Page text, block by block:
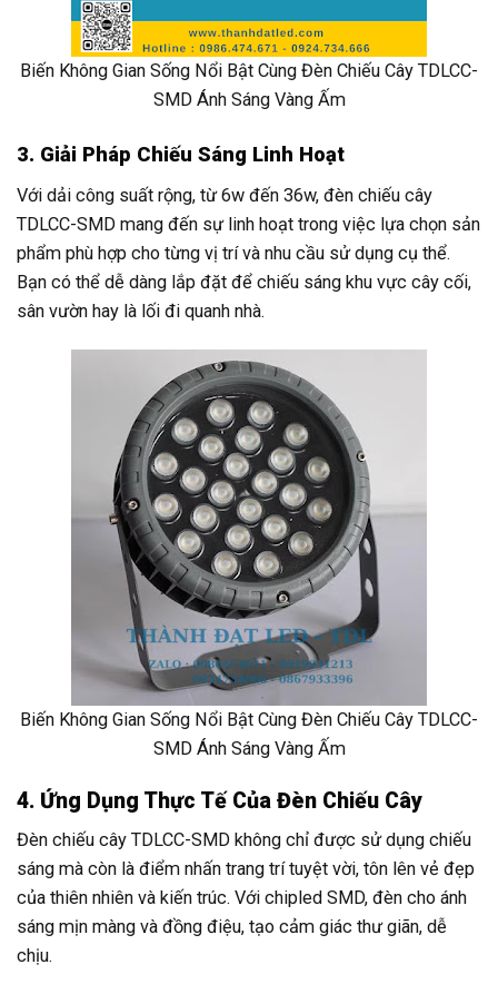
Biến Không Gian Sống Nổi Bật Cùng Đèn Chiếu Cây TDLCC-
SMD Ánh Sáng Vàng Ấm
3. Giải Pháp Chiếu Sáng Linh Hoạt
Với dải công suất rộng, từ 6w đến 36w, đèn chiếu cây
TDLCC-SMD mang đến sự linh hoạt trong việc lựa chọn sản
phẩm phù hợp cho từng vị trí và nhu cầu sử dụng cụ thể.
Bạn có thể dễ dàng lắp đặt để chiếu sáng khu vực cây cối,
sân vườn hay là lối đi quanh nhà.
Biến Không Gian Sống Nổi Bật Cùng Đèn Chiếu Cây TDLCC-
SMD Ánh Sáng Vàng Ấm
4. Ứng Dụng Thực Tế Của Đèn Chiếu Cây
Đèn chiếu cây TDLCC-SMD không chỉ được sử dụng chiếu
sáng mà còn là điểm nhấn trang trí tuyệt vời, tôn lên vẻ đẹp
của thiên nhiên và kiến trúc. Với chipled SMD, đèn cho ánh
sáng mịn màng và đồng điệu, tạo cảm giác thư giãn, dễ
chịu.